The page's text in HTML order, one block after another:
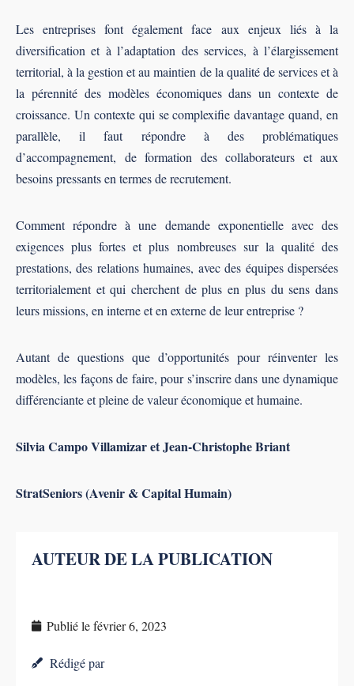
Les entreprises font également face aux enjeux liés à la
diversification et à l’adaptation des services, à l’élargissement
territorial, à la gestion et au maintien de la qualité de services et à
la pérennité des modèles économiques dans un contexte de
croissance. Un contexte qui se complexifie davantage quand, en
parallèle, il faut répondre à des problématiques
d’accompagnement, de formation des collaborateurs et aux
besoins pressants en termes de recrutement.
Comment répondre à une demande exponentielle avec des
exigences plus fortes et plus nombreuses sur la qualité des
prestations, des relations humaines, avec des équipes dispersées
territorialement et qui cherchent de plus en plus du sens dans
leurs missions, en interne et en externe de leur entreprise ?
Autant de questions que d’opportunités pour réinventer les
modèles, les façons de faire, pour s’inscrire dans une dynamique
différenciante et pleine de valeur économique et humaine.
Silvia Campo Villamizar et Jean-Christophe Briant
StratSeniors (Avenir & Capital Humain)
AUTEUR DE LA PUBLICATION
Publié lefévrier 6, 2023
Rédigé par